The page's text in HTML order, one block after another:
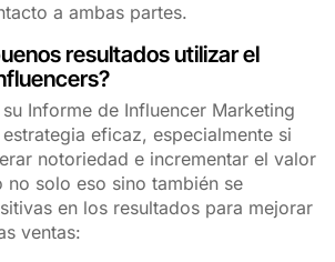
a ambas partes.
resultados utilizar el
Informe de Influencer Marketing
estrategia eficaz, especialmente si
notoriedad e incrementar el valor
no solo eso sino también se
en los resultados para mejorar
ventas: